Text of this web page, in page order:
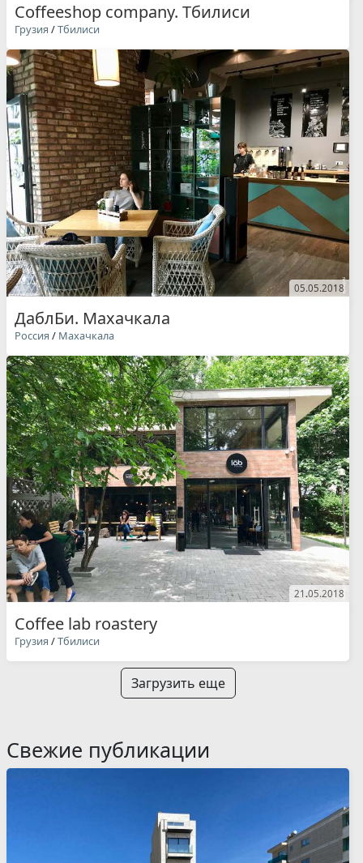
Coffeeshop company. Тбилиси
Грузия /Тбилиси
05.05.2018
ДаблБи. Махачкала
Россия / Махачкала
21.05.2018
Coffee lab roastery
Грузия /Тбилиси
Загрузить еще
Свежие публикации